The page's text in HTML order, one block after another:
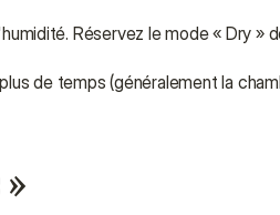
Réservez le mode « Dry »
de temps (généralement la